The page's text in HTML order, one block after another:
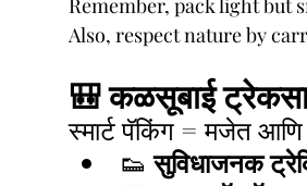
Remember, pack light but
Also, respect nature by
🎒 कळसूबाई
स्मार्ट पॅकिंग = मजेत
👟 सुविधाजनक